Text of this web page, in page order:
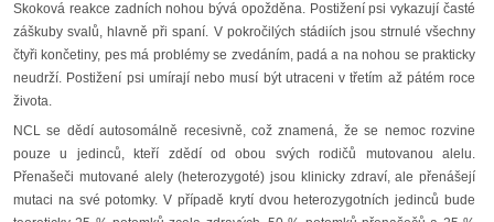
Skoková reakce zadních nohou bývá opožděna. Postižení psi vykazují časté
záškuby svalů, hlavně při spaní. V pokročilých stádiích jsou strnulé všechny
čtyři končetiny, pes má problémy se zvedáním, padá a na nohou se prakticky
neudrží. Postižení psi umírají nebo musí být utraceni v třetím až pátém roce
života.
NCL se dědí autosomálně recesivně, což znamená, že se nemoc rozvine
pouze u jedinců, kteří zdědí od obou svých rodičů mutovanou alelu.
Přenašeči mutované alely (heterozygoté) jsou klinicky zdraví, ale přenášejí
mutaci na své potomky. V případě krytí dvou heterozygotních jedinců bude